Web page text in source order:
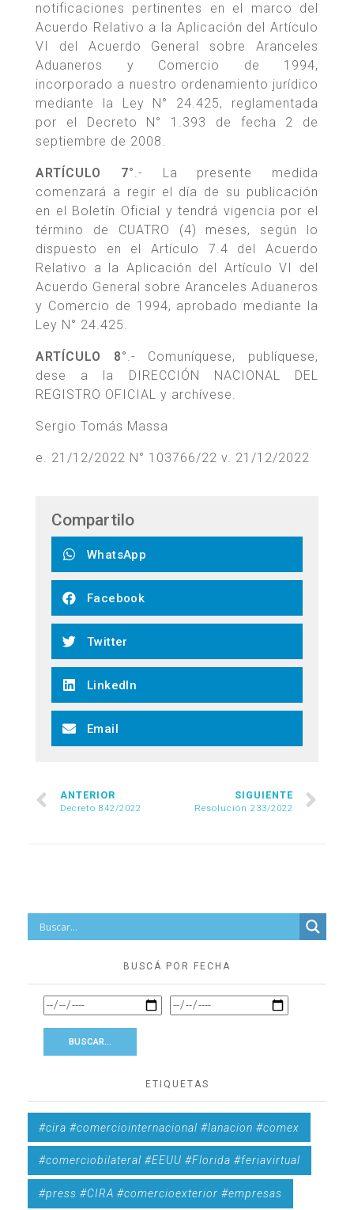
notificaciones pertinentes en el marco del
Acuerdo Relativo a la Aplicación del Artículo
VI del Acuerdo General sobre Aranceles
Aduaneros y Comercio de 1994,
incorporado a nuestro ordenamiento jurídico
mediante la Ley N° 24.425, reglamentada
por el Decreto N° 1.393 de fecha 2 de
septiembre de 2008.
ARTÍCULO 7°.- La presente medida
comenzará a regir el día de su publicación
en el Boletín Oficial y tendrá vigencia por el
término de CUATRO (4) meses, según lo
dispuesto en el Artículo 7.4 del Acuerdo
Relativo a la Aplicación del Artículo VI del
Acuerdo General sobre Aranceles Aduaneros
y Comercio de 1994, aprobado mediante la
Ley N° 24.425.
ARTÍCULO 8°.- Comuníquese, publíquese,
dese a la DIRECCIÓN NACIONAL DEL
REGISTRO OFICIAL y archívese.
Sergio Tomás Massa
e. 21/12/2022 N° 103766/22 v. 21/12/2022
Compartilo
WhatsApp
Facebook
Twitter
LinkedIn
Email
ANTERIOR
Decreto 842/2022
SIGUIENTE
Resolución 233/2022
BUSCÁ POR FECHA
ETIQUETAS
#cira #comerciointernacional #lanacion #comex
#comerciobilateral #EEUU #Florida #feriavirtual
#press #CIRA #comercioexterior #empresas